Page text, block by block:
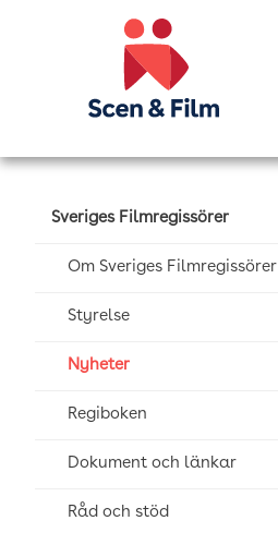
Sveriges Filmregissörer
Om Sveriges Filmregissörer
Styrelse
Nyheter
Regiboken
Dokument och länkar
Råd och stöd